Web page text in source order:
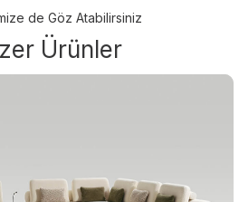
de Göz Atabilirsiniz
Ürünler